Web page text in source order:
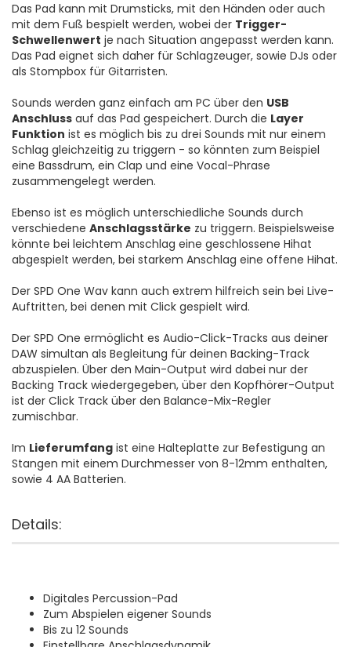
Das Pad kann mit Drumsticks, mit den Händen oder auch
mit dem Fuß bespielt werden, wobei der Trigger-
Schwellenwert je nach Situation angepasst werden kann.
Das Pad eignet sich daher für Schlagzeuger, sowie DJs oder
als Stompbox für Gitarristen.
Sounds werden ganz einfach am PC über den USB
Anschluss auf das Pad gespeichert. Durch die Layer
Funktion ist es möglich bis zu drei Sounds mit nur einem
Schlag gleichzeitig zu triggern - so könnten zum Beispiel
eine Bassdrum, ein Clap und eine Vocal-Phrase
zusammengelegt werden.
Ebenso ist es möglich unterschiedliche Sounds durch
verschiedene Anschlagsstärke zu triggern. Beispielsweise
könnte bei leichtem Anschlag eine geschlossene Hihat
abgespielt werden, bei starkem Anschlag eine offene Hihat.
Der SPD One Wav kann auch extrem hilfreich sein bei Live-
Auftritten, bei denen mit Click gespielt wird.
Der SPD One ermöglicht es Audio-Click-Tracks aus deiner
DAW simultan als Begleitung für deinen Backing-Track
abzuspielen. Über den Main-Output wird dabei nur der
Backing Track wiedergegeben, über den Kopfhörer-Output
ist der Click Track über den Balance-Mix-Regler
zumischbar.
Im Lieferumfang ist eine Halteplatte zur Befestigung an
Stangen mit einem Durchmesser von 8-12mm enthalten,
sowie 4 AA Batterien.
Details:
Digitales Percussion-Pad
Zum Abspielen eigener Sounds
Bis zu 12 Sounds